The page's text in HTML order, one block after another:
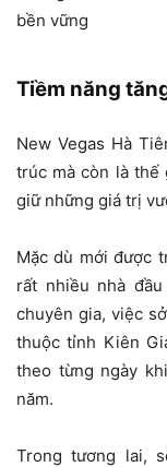
bền vững
Tiềm năng
New Vegas Hà
trúc mà còn là thế
giữ những giá trị
Mặc dù mới được
rất nhiều nhà
chuyên gia, việc
thuộc tỉnh Kiên
theo từng ngày
năm.
Trong tương lai,